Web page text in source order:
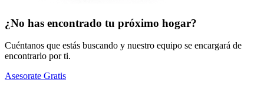
¿No has encontrado tu próximo hogar?
Cuéntanos que estás buscando y nuestro equipo se encargará de
encontrarlo por ti.
Asesorate Gratis